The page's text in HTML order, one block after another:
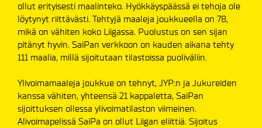
ollut erityisesti maalinteko. Hyökkäyspäässä ei tehoja ole
löytynyt riittävästi. Tehtyjä maaleja joukkueella on 78,
mikä on vähiten koko Liigassa. Puolustus on sen sijan
pitänyt hyvin. SaiPan verkkoon on kauden aikana tehty
111 maalia, millä sijoitutaan tilastoissa puoliväliin.
Ylivoimamaaleja joukkue on tehnyt, JYP:n ja Jukureiden
kanssa vähiten, yhteensä 21 kappaletta, SaiPan
sijoittuksen ollessa ylivoimatilaston viimeinen.
Alivoimapelissä SaiPa on ollut Liigan eliittiä. Sijoitus